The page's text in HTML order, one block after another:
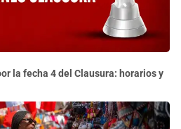
la fecha 4 del Clausura: horarios y